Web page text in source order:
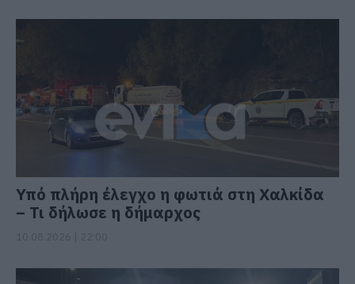
Υπό πλήρη έλεγχο η φωτιά στη Χαλκίδα
– Τι δήλωσε η δήμαρχος